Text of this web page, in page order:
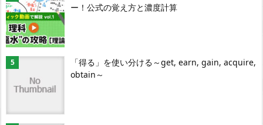
ー！公式の覚え方と濃度計算
「得る」を使い分ける～get, earn, gain, acquire,
obtain～